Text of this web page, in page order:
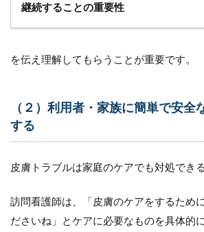
継続することの重要性
を伝え理解してもらうことが重要です。
（２）利用者・家族に簡単で安全
する
皮膚トラブルは家庭のケアでも対処でき
訪問看護師は、「皮膚のケアをするため
ださいね」とケアに必要なものを具体的